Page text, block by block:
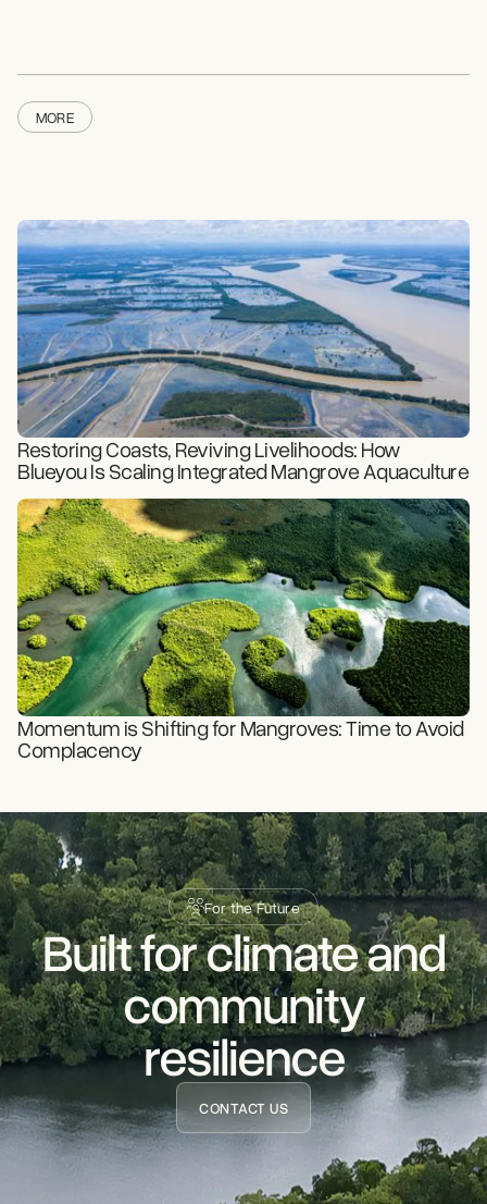
MORE
READ STORY
Restoring Coasts, Reviving Livelihoods: How
Blueyou Is Scaling Integrated Mangrove Aquaculture
READ STORY
Momentum is Shifting for Mangroves: Time to Avoid
Complacency
For the Future
Built for climate and
community
resilience
CONTACT US